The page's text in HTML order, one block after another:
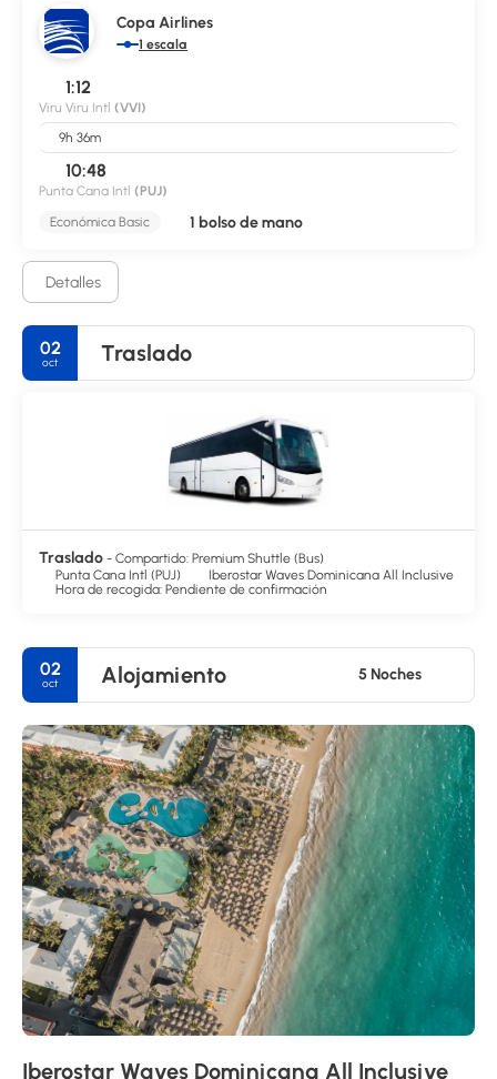
Copa Airlines
1 escala
1:12
Viru Viru Intl (VVI)
9h 36m
10:48
Punta Cana Intl (PUJ)
Económica Basic
1 bolso de mano
Detalles
02
oct Traslado
Traslado - Compartido: Premium Shuttle (Bus)
Punta Cana Intl (PUJ)
Iberostar Waves Dominicana All Inclusive
Hora de recogida: Pendiente de confirmación
02
oct Alojamiento 5 Noches
Iberostar Waves Dominicana All Inclusive